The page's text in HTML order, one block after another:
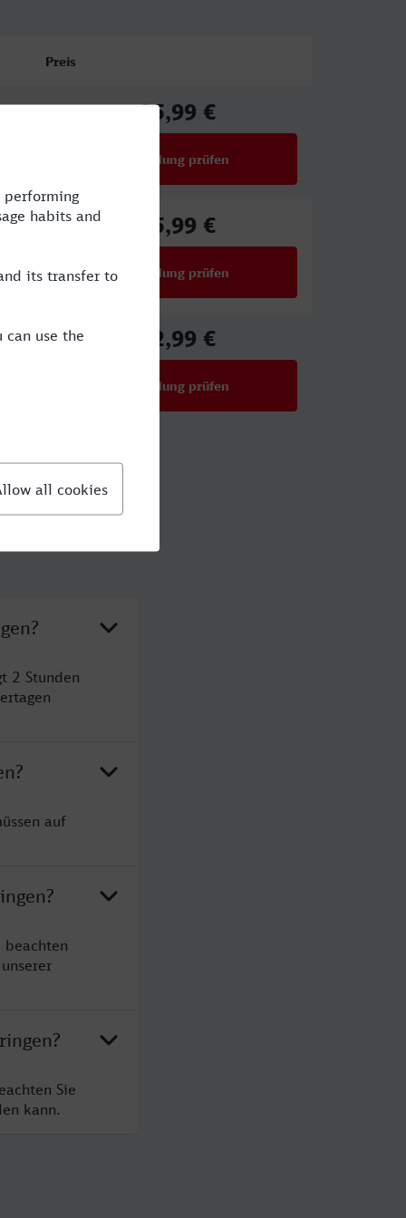
Preis
35,99 €
Verbindung prüfen
35,99 €
Verbindung prüfen
42,99 €
Verbindung prüfen
2 Stunden
auf
Sie
kann.